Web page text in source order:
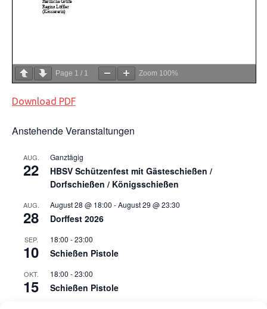
Page 1 / 1 Zoom 100%
Download PDF
Anstehende Veranstaltungen
AUG.
22
Ganztägig
HBSV Schützenfest mit Gästeschießen /
Dorfschießen / Königsschießen
AUG.
28
August 28 @ 18:00 -August 29 @ 23:30
Dorffest 2026
SEP.
10
18:00 -23:00
Schießen Pistole
OKT.
15
18:00 -23:00
Schießen Pistole